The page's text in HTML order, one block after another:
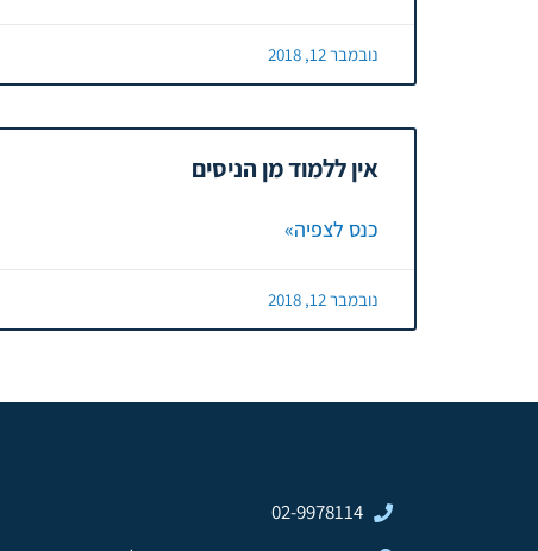
נובמבר 12, 2018
אין ללמוד מן הניסים
כנס לצפיה»
נובמבר 12, 2018
02-9978114